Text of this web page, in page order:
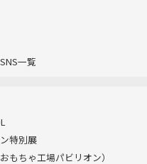
一覧
特別展
もちゃ工場パビリオン）​